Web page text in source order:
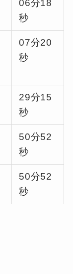
06分18
秒
07分20
秒
29分15
秒
50分52
秒
50分52
秒